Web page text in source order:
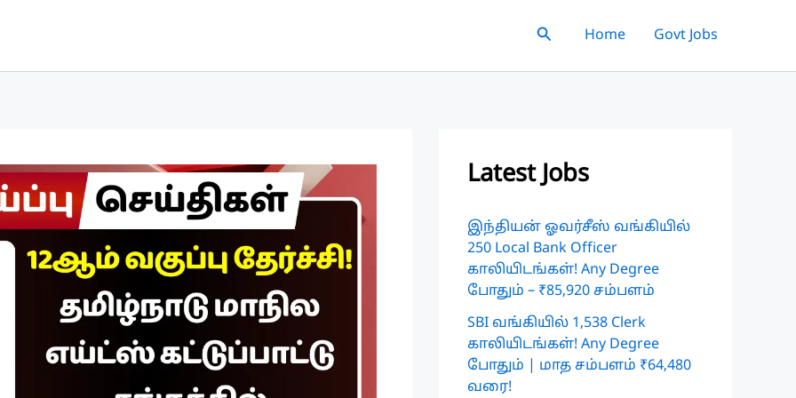
SearchHome Govt Jobs
Latest Jobs
இந்தியன் ஓவர்சீஸ் வங்கியில்
250 Local Bank Officer
காலியிடங்கள்! Any Degree
போதும் – ₹85,920 சம்பளம்
SBI வங்கியில் 1,538 Clerk
காலியிடங்கள்! Any Degree
போதும் | மாத சம்பளம் ₹64,480
வரை!